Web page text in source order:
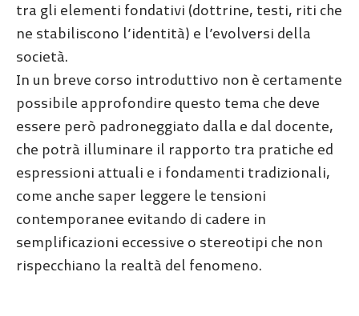
tra gli elementi fondativi (dottrine, testi, riti che
ne stabiliscono l’identità) e l’evolversi della
società.
In un breve corso introduttivo non è certamente
possibile approfondire questo tema che deve
essere però padroneggiato dalla e dal docente,
che potrà illuminare il rapporto tra pratiche ed
espressioni attuali e i fondamenti tradizionali,
come anche saper leggere le tensioni
contemporanee evitando di cadere in
semplificazioni eccessive o stereotipi che non
rispecchiano la realtà del fenomeno.